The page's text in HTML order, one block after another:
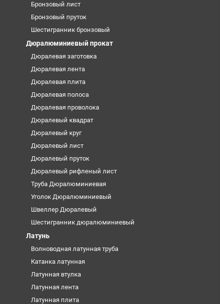
Бронзовый лист
Бронзовый пруток
Шестигранник бронзовый
Дюралюминиевый прокат
Дюралевая заготовка
Дюралевая лента
Дюралевая плита
Дюралевая полоса
Дюралевая проволока
Дюралевый квадрат
Дюралевый круг
Дюралевый лист
Дюралевый пруток
Дюралевый рифленый лист
Труба Дюралюминиевая
Уголок Дюралюминиевый
Швеллер Дюралевый
Шестигранник дюралюминиевый
Латунь
Волноводная латунная труба
Катанка латунная
Латунная втулка
Латунная лента
Латунная плита